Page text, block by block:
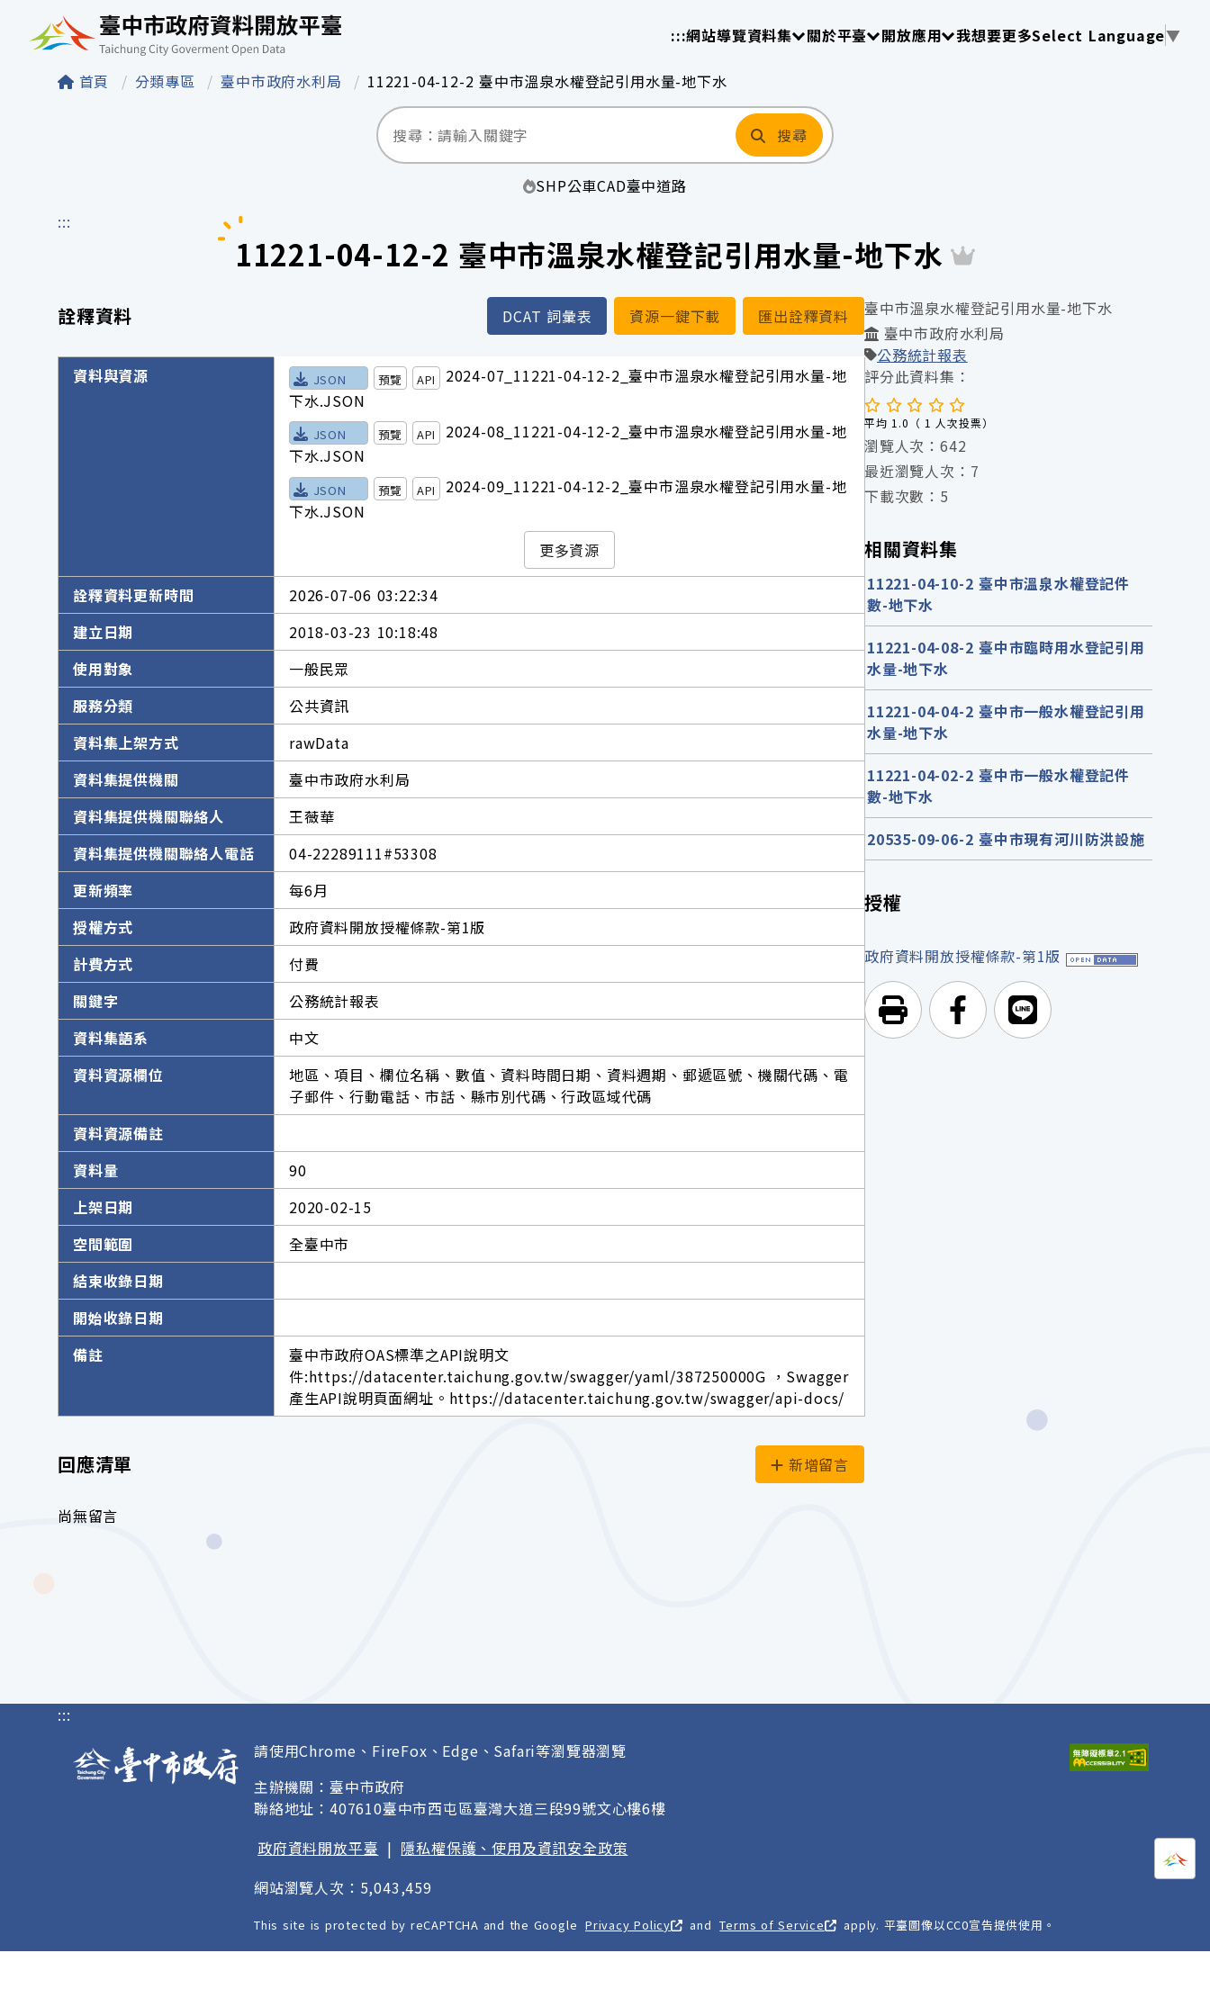
臺中市政府資料開放平臺 :::網站導覽資料集請使用 TAB 操作選單
關於平臺請使用 TAB 操作選單
開放應用請使用 TAB 操作選單
我想要更多Select Language▼
首頁 分類專區 臺中市政府水利局 11221-04-12-2 臺中市溫泉水權登記引用水量-地下水
搜尋
SHP公車CAD臺中道路
:::
11221-04-12-2 臺中市溫泉水權登記引用水量-地下水
詮釋資料 DCAT 詞彙表 資源一鍵下載 匯出詮釋資料
詮釋資料詳細內容
資料與資源 JSON 預覽 API
2024-07_11221-04-12-2_臺中市溫泉水權登記引用水量-地
下水.JSON
JSON 預覽 API
2024-08_11221-04-12-2_臺中市溫泉水權登記引用水量-地
下水.JSON
JSON 預覽 API
2024-09_11221-04-12-2_臺中市溫泉水權登記引用水量-地
下水.JSON
更多資源
詮釋資料更新時間
2026-07-06 03:22:34
建立日期
2018-03-23 10:18:48
使用對象
一般民眾
服務分類
公共資訊
資料集上架方式
rawData
資料集提供機關
臺中市政府水利局
資料集提供機關聯絡人
王薇華
資料集提供機關聯絡人電話
04-22289111#53308
更新頻率
每6月
授權方式
政府資料開放授權條款-第1版
計費方式
付費
關鍵字
公務統計報表
資料集語系
中文
資料資源欄位
地區、項目、欄位名稱、數值、資料時間日期、資料週期、郵遞區號、機關代碼、電
子郵件、行動電話、市話、縣市別代碼、行政區域代碼
資料資源備註
資料量
90
上架日期
2020-02-15
空間範圍
全臺中市
結束收錄日期
開始收錄日期
備註
臺中市政府OAS標準之API說明文
件:https://datacenter.taichung.gov.tw/swagger/yaml/387250000G ，Swagger
產生API說明頁面網址。https://datacenter.taichung.gov.tw/swagger/api-docs/
回應清單 新增留言
尚無留言
臺中市溫泉水權登記引用水量-地下水
臺中市政府水利局
公務統計報表
評分此資料集：
平均 1.0（ 1 人次投票）
瀏覽人次：642
最近瀏覽人次：7
下載次數：5
相關資料集
11221-04-10-2 臺中市溫泉水權登記件
數-地下水
11221-04-08-2 臺中市臨時用水登記引用
水量-地下水
11221-04-04-2 臺中市一般水權登記引用
水量-地下水
11221-04-02-2 臺中市一般水權登記件
數-地下水
20535-09-06-2 臺中市現有河川防洪設施
授權
政府資料開放授權條款-第1版
列印頁面前往Facebook
前往Line
打開
:::
請使用Chrome、FireFox、Edge、Safari等瀏覽器瀏覽
主辦機關：臺中市政府
聯絡地址：407610臺中市西屯區臺灣大道三段99號文心樓6樓
政府資料開放平臺 | 隱私權保護、使用及資訊安全政策
網站瀏覽人次：5,043,459
This site is protected by reCAPTCHA and the Google Privacy Policy and Terms of Service apply. 平臺圖像以CC0宣告提供使用。